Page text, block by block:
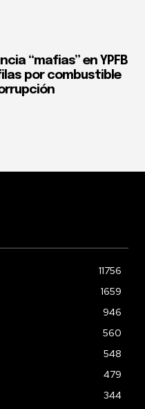
“mafias” en YPFB
por combustible
11756
1659
946
560
548
479
344